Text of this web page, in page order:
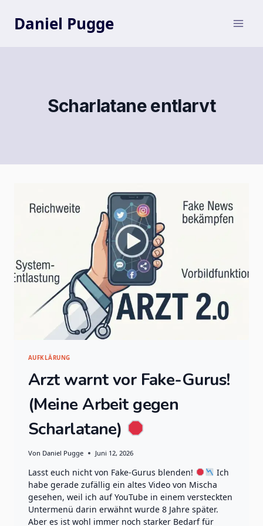
Inhalt
springenDaniel Pugge
Scharlatane entlarvt
AUFKLÄRUNG
Arzt warnt vor Fake-Gurus!
(Meine Arbeit gegen
Scharlatane)
Von Daniel Pugge Juni 12, 2026
Lasst euch nicht von Fake-Gurus blenden!
Ich
habe gerade zufällig ein altes Video von Mischa
gesehen, weil ich auf YouTube in einem versteckten
Untermenü darin erwähnt wurde 8 Jahre später.
Aber es ist wohl immer noch starker Bedarf für